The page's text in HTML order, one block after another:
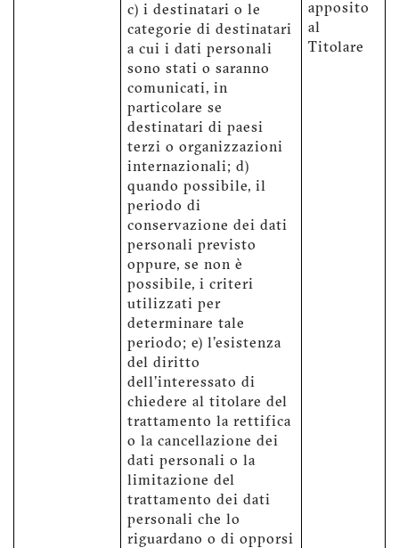
c) i destinatari o le
categorie di destinatari
a cui i dati personali
sono stati o saranno
comunicati, in
particolare se
destinatari di paesi
terzi o organizzazioni
internazionali; d)
quando possibile, il
periodo di
conservazione dei dati
personali previsto
oppure, se non è
possibile, i criteri
utilizzati per
determinare tale
periodo; e) l'esistenza
del diritto
dell'interessato di
chiedere al titolare del
trattamento la rettifica
o la cancellazione dei
dati personali o la
limitazione del
trattamento dei dati
personali che lo
riguardano o di opporsi
apposito
al
Titolare